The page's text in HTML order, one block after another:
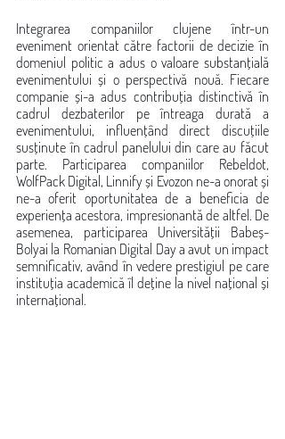
Integrarea companiilor clujene într-un
eveniment orientat către factorii de decizie în
domeniul politic a adus o valoare substanțială
evenimentului și o perspectivă nouă. Fiecare
companie și-a adus contribuția distinctivă în
cadrul dezbaterilor pe întreaga durată a
evenimentului, influențând direct discuțiile
susținute în cadrul panelului din care au făcut
parte. Participarea companiilor Rebeldot,
WolfPack Digital, Linnify și Evozon ne-a onorat și
ne-a oferit oportunitatea de a beneficia de
experiența acestora, impresionantă de altfel. De
asemenea, participarea Universității Babeș-
Bolyai la Romanian Digital Day a avut un impact
semnificativ, având în vedere prestigiul pe care
instituția academică îl deține la nivel național și
internațional.